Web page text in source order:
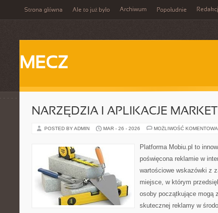
Strona główna Ale to już było Archiwum Popołudnie
MECZ
NARZĘDZIA I APLIKACJE
POSTED BY ADMIN MAR - 26 - 2026 MOŻLIWOŚĆ
Platforma Mobiu.pl to
poświęcona reklamie w
wartościowe wskazówki z
miejsce, w którym
osoby początkujące mogą
skutecznej reklamy w